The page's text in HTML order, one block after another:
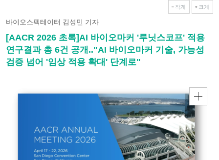
작게 크게
바이오스펙테이터 김성민 기자
[AACR 2026 초록]AI 바이오마커 '루닛스코프' 적용
연구결과 총 6건 공개.."AI 바이오마커 기술, 가능성
검증 넘어 '임상 적용 확대' 단계로"